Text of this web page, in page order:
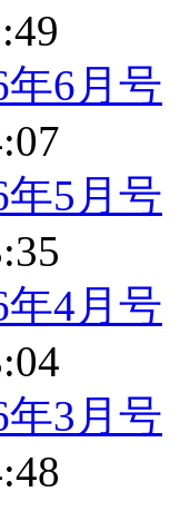
6月号
5月号
4月号
3月号